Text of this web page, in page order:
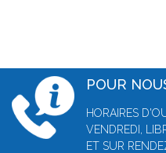
POUR
HORAIRES
VENDREDI,
ET SUR